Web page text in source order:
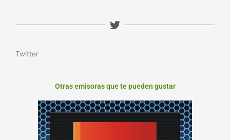
Twitter
Otras emisoras que te pueden gustar